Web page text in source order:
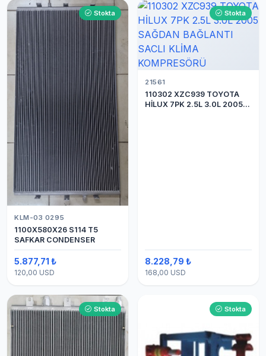
Stokta
KLM-03 0295
1100X580X26 S114 T5
SAFKAR CONDENSER
5.877,71 ₺
120,00 USD
Stokta
21561
110302 XZC939 TOYOTA
HİLUX 7PK 2.5L 3.0L 2005
8.228,79 ₺
168,00 USD
Stokta Stokta